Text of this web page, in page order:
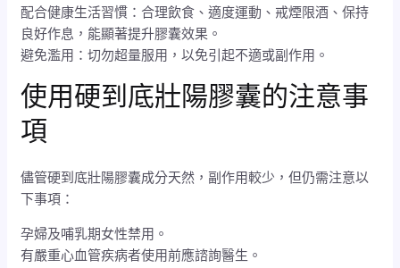
配合健康生活習慣：合理飲食、適度運動、戒煙限酒、保持
良好作息，能顯著提升膠囊效果。
避免濫用：切勿超量服用，以免引起不適或副作用。
使用硬到底壯陽膠囊的注意事
項
儘管硬到底壯陽膠囊成分天然，副作用較少，但仍需注意以
下事項：
孕婦及哺乳期女性禁用。
有嚴重心血管疾病者使用前應諮詢醫生。